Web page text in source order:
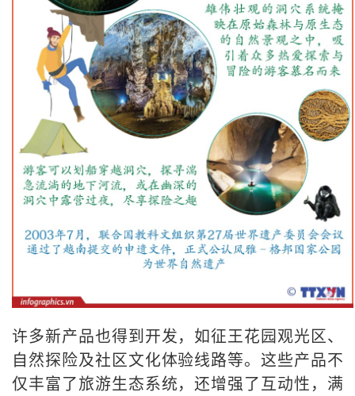
许多新产品也得到开发，如征王花园观光区、
自然探险及社区文化体验线路等。这些产品不
仅丰富了旅游生态系统，还增强了互动性，满